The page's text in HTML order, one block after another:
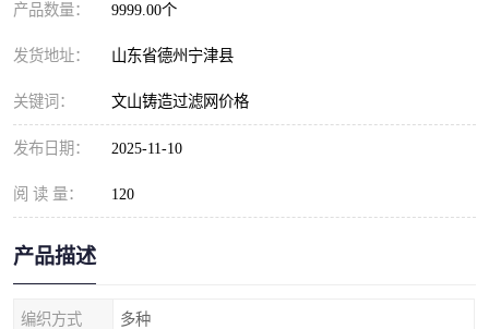
产品数量： 9999.00个
发货地址： 山东省德州宁津县
关键词： 文山铸造过滤网价格
发布日期： 2025-11-10
阅 读 量： 120
产品描述
编织方式 多种